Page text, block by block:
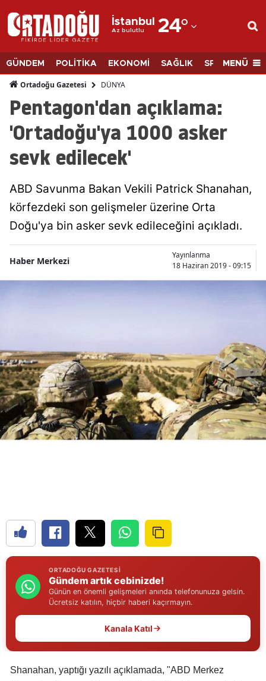
İstanbul
Az bulutlu 24°
Adana
Adıyaman
Afyonkarahisar
Ağrı
Amasya
Ankara
Antalya
Artvin
Aydın
Bilecik
Bolu
Burdur
Bursa
Çanakkale
Diyarbakır
Edirne
Erzincan
Eskişehir
Gaziantep
GÜNDEM POLİTİKA EKONOMİ SAĞLIK SPORMENÜ
Ortadoğu Gazetesi DÜNYA
Pentagon'dan açıklama:
'Ortadoğu'ya 1000 asker
sevk edilecek'
ABD Savunma Bakan Vekili Patrick Shanahan,
körfezdeki son gelişmeler üzerine Orta
Doğu'ya bin asker sevk edileceğini açıkladı.
Haber Merkezi
Yayınlanma
18 Haziran 2019 - 09:15
ORTADOĞU GAZETESI
Gündem artık cebinizde!
Günün en önemli gelişmeleri anında telefonunuza gelsin.
Ücretsiz katılın, hiçbir haberi kaçırmayın.
Kanala Katıl
Shanahan, yaptığı yazılı açıklamada, "ABD Merkez